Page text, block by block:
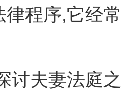
程序,它经常
讨夫妻法庭之